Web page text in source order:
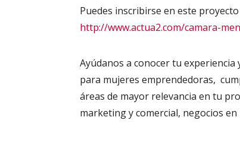
Puedes inscribirse en este
http://www.actua2.com/camara-
Ayúdanos a conocer tu
para mujeres emprendedoras,
áreas de mayor relevancia en tu
marketing y comercial, negocios